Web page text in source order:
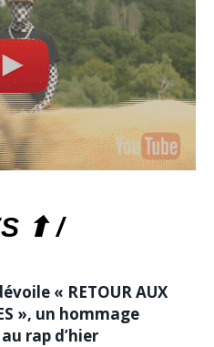
⬆ /
« RETOUR AUX
», un hommage
rap d’hier